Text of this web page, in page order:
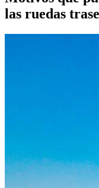
las ruedas